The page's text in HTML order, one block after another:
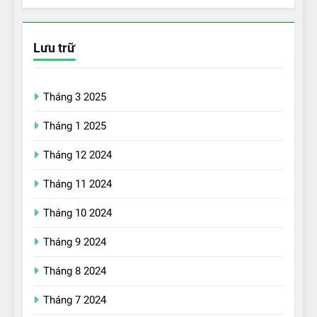
Lưu trữ
Tháng 3 2025
Tháng 1 2025
Tháng 12 2024
Tháng 11 2024
Tháng 10 2024
Tháng 9 2024
Tháng 8 2024
Tháng 7 2024